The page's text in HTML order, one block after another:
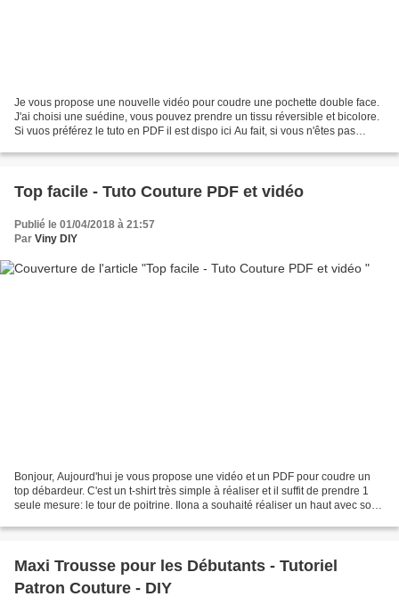
Je vous propose une nouvelle vidéo pour coudre une pochette double face.
J'ai choisi une suédine, vous pouvez prendre un tissu réversible et bicolore.
Si vuos préférez le tuto en PDF il est dispo ici Au fait, si vous n'êtes pas
Top facile - Tuto Couture PDF et vidéo
Publié le 01/04/2018 à 21:57
Par Viny DIY
Bonjour, Aujourd'hui je vous propose une vidéo et un PDF pour coudre un
top débardeur. C'est un t-shirt très simple à réaliser et il suffit de prendre 1
seule mesure: le tour de poitrine. Ilona a souhaité réaliser un haut avec son
Maxi Trousse pour les Débutants - Tutoriel
Patron Couture - DIY